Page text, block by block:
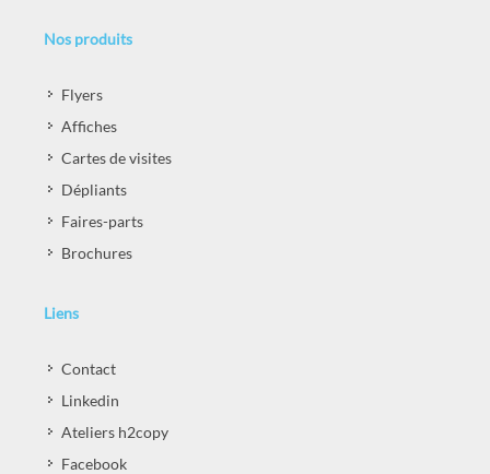
Nos produits
Flyers
Affiches
Cartes de visites
Dépliants
Faires-parts
Brochures
Liens
Contact
Linkedin
Ateliers h2copy
Facebook